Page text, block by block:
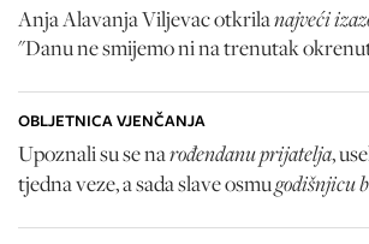
Anja Alavanja Viljevac otkrilanajveći
"Danu ne smijemo ni na trenutak
OBLJETNICA VJENČANJA
Upoznali su se narođendanu prijatelja,
tjedna veze, a sada slave osmugodišnjicu